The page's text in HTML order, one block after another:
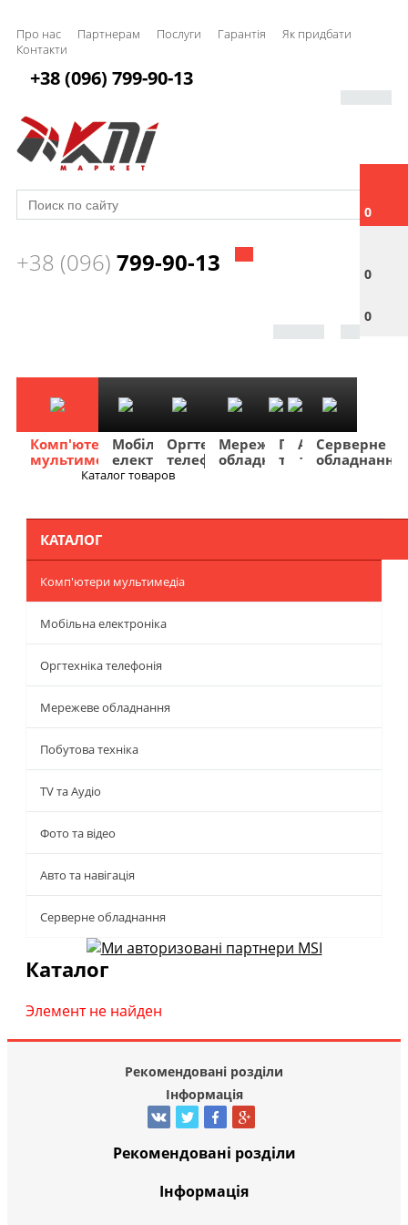
Про нас Партнерам Послуги Гарантія
Як придбати
Контакти
0
0
0
+38 (096) 799-90-13
+38 (096) 799-90-13
Комп'ютери
мультимедіа
Мобільна
електроніка
Оргтехніка
телефонія
Мережеве
обладнання
Побутова
техніка
TV
та
Фото
та
Авто
та
Серверне
обладнання
Каталог товаров
КАТАЛОГ
Комп'ютери мультимедіа
Мобільна електроніка
Оргтехніка телефонія
Мережеве обладнання
Побутова техніка
TV та Аудіо
Фото та відео
Авто та навігація
Серверне обладнання
Каталог
Элемент не найден
Рекомендовані розділи
Інформація
Рекомендовані розділи
Інформація